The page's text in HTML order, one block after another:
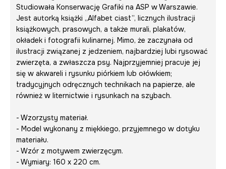
Studiowała Konserwację Grafiki na ASP w Warszawie.
Jest autorką książki „Alfabet ciast”, licznych ilustracji
książkowych, prasowych, a także murali, plakatów,
okładek i fotografii kulinarnej. Mimo, że zaczynała od
ilustracji związanej z jedzeniem, najbardziej lubi rysować
zwierzęta, a zwłaszcza psy. Najprzyjemniej pracuje jej
się w akwareli i rysunku piórkiem lub ołówkiem;
tradycyjnych odręcznych technikach na papierze, ale
również w liternictwie i rysunkach na szybach.
- Wzorzysty materiał.
- Model wykonany z miękkiego, przyjemnego w dotyku
materiału.
- Wzór z motywem zwierzęcym.
- Wymiary: 160 x 220 cm.